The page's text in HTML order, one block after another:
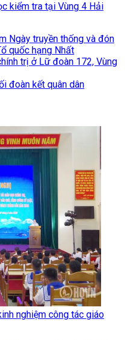
kiểm tra tại Vùng 4 Hải
Ngày truyền thống và đón
quốc hạng Nhất
trị ở Lữ đoàn 172, Vùng
đoàn kết quân dân
nghiệm công tác giáo